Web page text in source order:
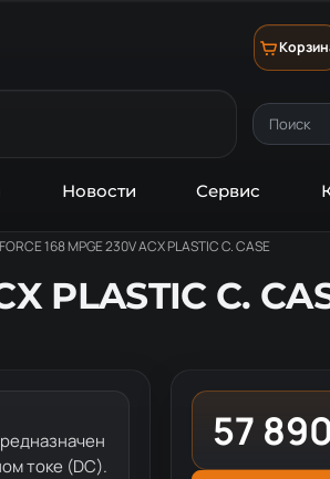
Новости Сервис
168 MPGE 230V ACX PLASTIC C. CASE
PLASTIC C.
токе (DC).
57